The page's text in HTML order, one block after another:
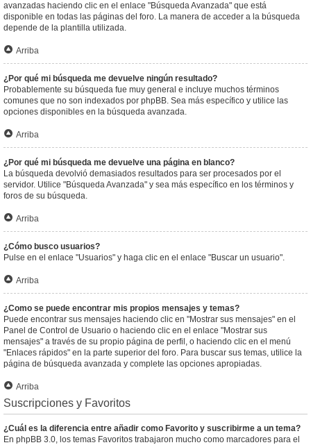
avanzadas haciendo clic en el enlace "Búsqueda Avanzada" que está
disponible en todas las páginas del foro. La manera de acceder a la búsqueda
depende de la plantilla utilizada.
Arriba
¿Por qué mi búsqueda me devuelve ningún resultado?
Probablemente su búsqueda fue muy general e incluye muchos términos
comunes que no son indexados por phpBB. Sea más específico y utilice las
opciones disponibles en la búsqueda avanzada.
Arriba
¿Por qué mi búsqueda me devuelve una página en blanco?
La búsqueda devolvió demasiados resultados para ser procesados por el
servidor. Utilice "Búsqueda Avanzada" y sea más específico en los términos y
foros de su búsqueda.
Arriba
¿Cómo busco usuarios?
Pulse en el enlace "Usuarios" y haga clic en el enlace "Buscar un usuario".
Arriba
¿Como se puede encontrar mis propios mensajes y temas?
Puede encontrar sus mensajes haciendo clic en "Mostrar sus mensajes" en el
Panel de Control de Usuario o haciendo clic en el enlace "Mostrar sus
mensajes" a través de su propio página de perfil, o haciendo clic en el menú
"Enlaces rápidos" en la parte superior del foro. Para buscar sus temas, utilice la
página de búsqueda avanzada y complete las opciones apropiadas.
Arriba
Suscripciones y Favoritos
¿Cuál es la diferencia entre añadir como Favorito y suscribirme a un tema?
En phpBB 3.0, los temas Favoritos trabajaron mucho como marcadores para el